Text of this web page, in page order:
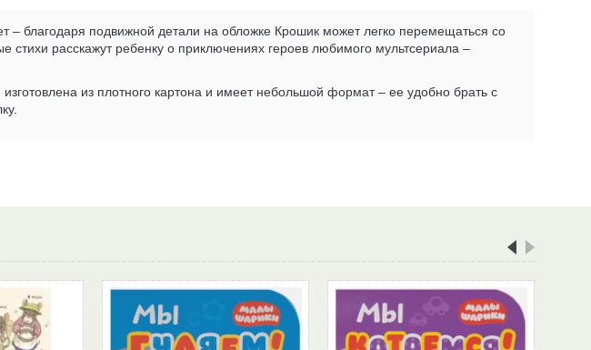
– благодаря подвижной детали на обложке Крошик может легко перемещаться со
расскажут ребенку о приключениях героев любимого мультсериала –
из плотного картона и имеет небольшой формат – ее удобно брать с